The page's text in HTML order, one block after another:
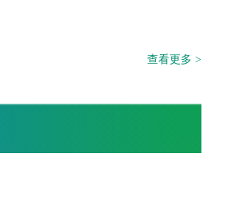
查看更多 >